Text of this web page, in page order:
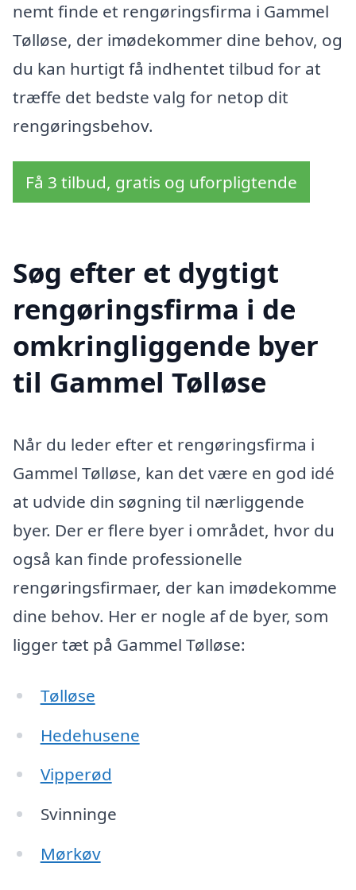
nemt finde et rengøringsfirma i Gammel
Tølløse, der imødekommer dine behov, og
du kan hurtigt få indhentet tilbud for at
træffe det bedste valg for netop dit
rengøringsbehov.
Få 3 tilbud, gratis og uforpligtende
Søg efter et dygtigt
rengøringsfirma i de
omkringliggende byer
til Gammel Tølløse
Når du leder efter et rengøringsfirma i
Gammel Tølløse, kan det være en god idé
at udvide din søgning til nærliggende
byer. Der er flere byer i området, hvor du
også kan finde professionelle
rengøringsfirmaer, der kan imødekomme
dine behov. Her er nogle af de byer, som
ligger tæt på Gammel Tølløse:
Tølløse
Hedehusene
Vipperød
Svinninge
Mørkøv